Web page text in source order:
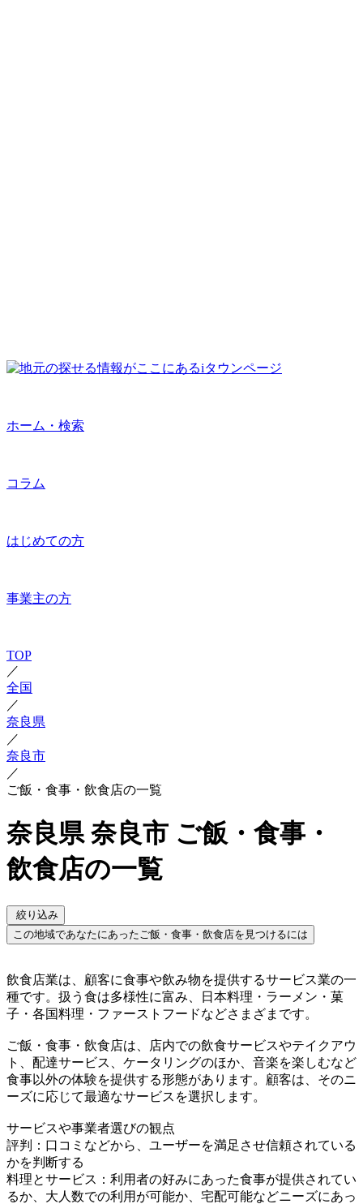
ホーム・検索
コラム
はじめての方
事業主の方
TOP
／
全国
／
奈良県
／
奈良市
／
ご飯・食事・飲食店の一覧
奈良県 奈良市 ご飯・食事・
飲食店の一覧
絞り込み
この地域であなたにあったご飯・食事・飲食店を見つけるには
飲食店業は、顧客に食事や飲み物を提供するサービス業の一
種です。扱う食は多様性に富み、日本料理・ラーメン・菓
子・各国料理・ファーストフードなどさまざまです。
ご飯・食事・飲食店は、店内での飲食サービスやテイクアウ
ト、配達サービス、ケータリングのほか、音楽を楽しむなど
食事以外の体験を提供する形態があります。顧客は、そのニ
ーズに応じて最適なサービスを選択します。
サービスや事業者選びの観点
評判：口コミなどから、ユーザーを満足させ信頼されている
かを判断する
料理とサービス：利用者の好みにあった食事が提供されてい
るか、大人数での利用が可能か、宅配可能などニーズにあっ